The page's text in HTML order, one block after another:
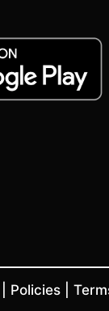
Policies